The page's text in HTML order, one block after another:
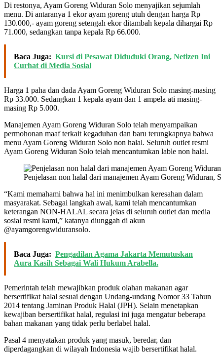
Di restonya, Ayam Goreng Widuran Solo menyajikan sejumlah
menu. Di antaranya 1 ekor ayam goreng utuh dengan harga Rp
130.000,- ayam goreng setengah ekor ditambah kepala dihargai Rp
71.000, sedangkan tanpa kepala Rp 66.000.
Baca Juga: Kursi di Pesawat Diduduki Orang, Netizen Ini
Curhat di Media Sosial
Harga 1 paha dan dada Ayam Goreng Widuran Solo masing-masing
Rp 33.000. Sedangkan 1 kepala ayam dan 1 ampela ati masing-
masing Rp 5.000.
Manajemen Ayam Goreng Widuran Solo telah menyampaikan
permohonan maaf terkait kegaduhan dan baru terungkapnya bahwa
menu Ayam Goreng Widuran Solo non halal. Seluruh outlet resmi
Ayam Goreng Widuran Solo telah mencantumkan lable non halal.
Penjelasan non halal dari manajemen Ayam Goreng Widuran,
“Kami memahami bahwa hal ini menimbulkan keresahan dalam
masyarakat. Sebagai langkah awal, kami telah mencantumkan
keterangan NON-HALAL secara jelas di seluruh outlet dan media
sosial resmi kami,” katanya diunggah di akun
@ayamgorengwiduransolo.
Baca Juga: Pengadilan Agama Jakarta Memutuskan
Aura Kasih Sebagai Wali Hukum Arabella.
Pemerintah telah mewajibkan produk olahan makanan agar
bersertifikat halal sesuai dengan Undang-undang Nomor 33 Tahun
2014 tentang Jaminan Produk Halal (JPH). Selain menetapkan
kewajiban bersertifikat halal, regulasi ini juga mengatur beberapa
bahan makanan yang tidak perlu berlabel halal.
Pasal 4 menyatakan produk yang masuk, beredar, dan
diperdagangkan di wilayah Indonesia wajib bersertifikat halal.